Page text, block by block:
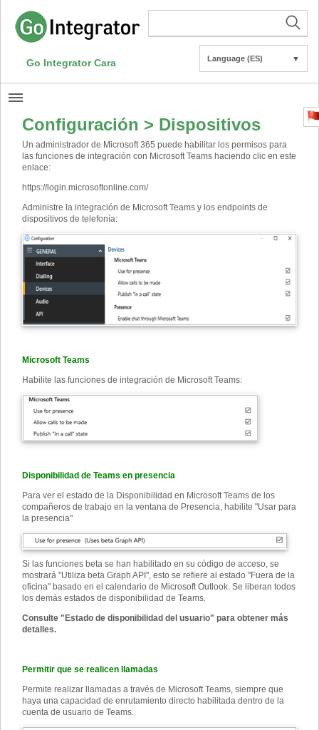
Go Integrator Cara Language (ES) ▼
Configuración > Dispositivos
Un administrador de Microsoft 365 puede habilitar los permisos para
las funciones de integración con Microsoft Teams haciendo clic en este
enlace:
https://login.microsoftonline.com/
Administre la integración de Microsoft Teams y los endpoints de
dispositivos de telefonía:
Microsoft Teams
Habilite las funciones de integración de Microsoft Teams:
Disponibilidad de Teams en presencia
Para ver el estado de la Disponibilidad en Microsoft Teams de los
compañeros de trabajo en la ventana de Presencia, habilite "Usar para
la presencia"
Si las funciones beta se han habilitado en su código de acceso, se
mostrará "Utiliza beta Graph API", esto se refiere al estado "Fuera de la
oficina" basado en el calendario de Microsoft Outlook. Se liberan todos
los demás estados de disponibilidad de Teams.
Consulte "Estado de disponibilidad del usuario" para obtener más
detalles.
Permitir que se realicen llamadas
Permite realizar llamadas a través de Microsoft Teams, siempre que
haya una capacidad de enrutamiento directo habilitada dentro de la
cuenta de usuario de Teams.